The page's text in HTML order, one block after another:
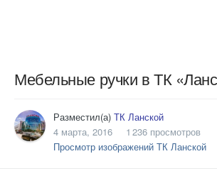
Мебельные ручки в ТК
Разместил(а) ТК Ланской
4 марта, 2016
1 236 просмотров
Просмотр изображений ТК Ланской